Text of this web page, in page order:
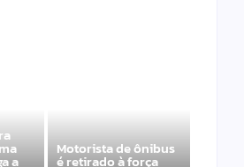
a
Motorista de ônibus
é retirado à força